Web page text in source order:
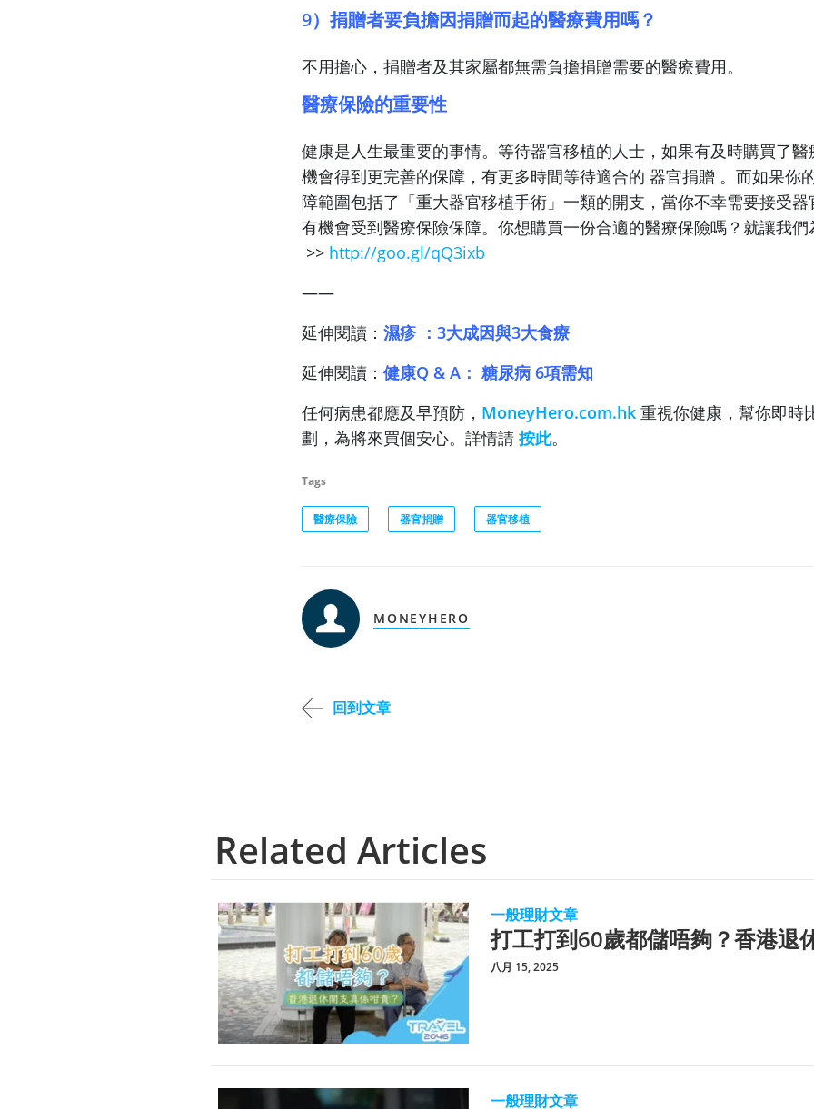
9）捐贈者要負擔因捐贈而起的醫療費用嗎？
不用擔心，捐贈者及其家屬都無需負擔捐贈需要的醫療費用。
醫療保險的重要性
健康是人生最重要的事情。等待器官移植的人士，如果有及時購買了
機會得到更完善的保障，有更多時間等待適合的 器官捐贈 。而如果你
障範圍包括了「重大器官移植手術」一類的開支，當你不幸需要接受器
有機會受到醫療保險保障。你想購買一份合適的醫療保險嗎？就讓我們
>> http://goo.gl/qQ3ixb
——
延伸閱讀： 濕疹 ：3大成因與3大食療
延伸閱讀： 健康Q & A： 糖尿病 6項需知
任何病患都應及早預防， MoneyHero.com.hk 重視你健康，幫你即時
劃，為將來買個安心。詳情請 按此。
Tags
醫療保險 器官捐贈 器官移植
MONEYHERO
回到文章
Related Articles
一般理財文章
打工打到60歲都儲唔夠？香港退
八月 15, 2025
一般理財文章